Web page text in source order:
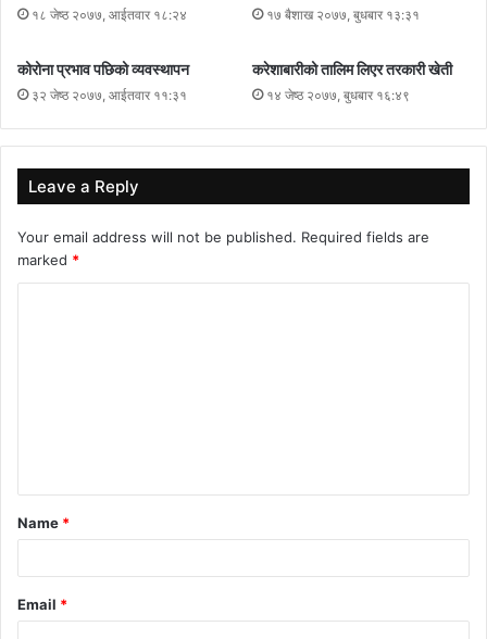
१८ जेष्ठ २०७७, आईतवार १८:२४ १७ बैशाख २०७७, बुधबार १३:३१
कोरोना प्रभाव पछिको व्यवस्थापन
३२ जेष्ठ २०७७, आईतवार ११:३१
करेशाबारीको तालिम लिएर तरकारी खेती
१४ जेष्ठ २०७७, बुधबार १६:४९
Leave a Reply
Your email address will not be published. Required fields are
marked *
t
*
Name *
Email *